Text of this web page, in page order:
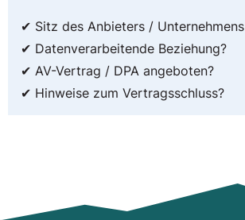
✔ Sitz des Anbieters / Unternehmens
✔ Datenverarbeitende Beziehung?
✔ AV-Vertrag / DPA angeboten?
✔ Hinweise zum Vertragsschluss?